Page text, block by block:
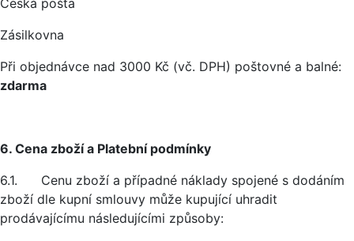
Česká pošta
Zásilkovna
Při objednávce nad 3000 Kč (vč. DPH) poštovné a balné:
zdarma
6. Cena zboží a Platební podmínky
6.1. Cenu zboží a případné náklady spojené s dodáním
zboží dle kupní smlouvy může kupující uhradit
prodávajícímu následujícími způsoby: